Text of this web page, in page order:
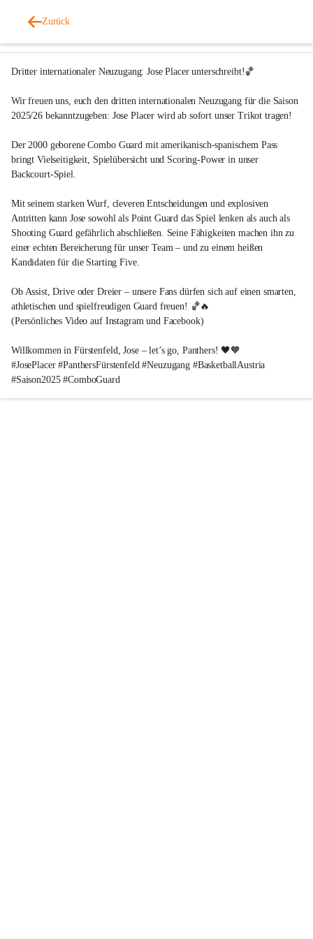
Zurück
Panthers Fürstenfeld
Dritter internationaler Neuzugang: Jose Placer unterschreibt!🏀
Wir freuen uns, euch den dritten internationalen Neuzugang für die Saison
2025/26 bekanntzugeben: Jose Placer wird ab sofort unser Trikot tragen!
Der 2000 geborene Combo Guard mit amerikanisch-spanischem Pass
bringt Vielseitigkeit, Spielübersicht und Scoring-Power in unser
Backcourt-Spiel.
Mit seinem starken Wurf, cleveren Entscheidungen und explosiven
Antritten kann Jose sowohl als Point Guard das Spiel lenken als auch als
Shooting Guard gefährlich abschließen. Seine Fähigkeiten machen ihn zu
einer echten Bereicherung für unser Team – und zu einem heißen
Kandidaten für die Starting Five.
Ob Assist, Drive oder Dreier – unsere Fans dürfen sich auf einen smarten,
athletischen und spielfreudigen Guard freuen! 🏀🔥
(Persönliches Video auf Instagram und Facebook)
Willkommen in Fürstenfeld, Jose – let’s go, Panthers! 🖤🧡
#JosePlacer #PanthersFürstenfeld #Neuzugang #BasketballAustria
#Saison2025 #ComboGuard